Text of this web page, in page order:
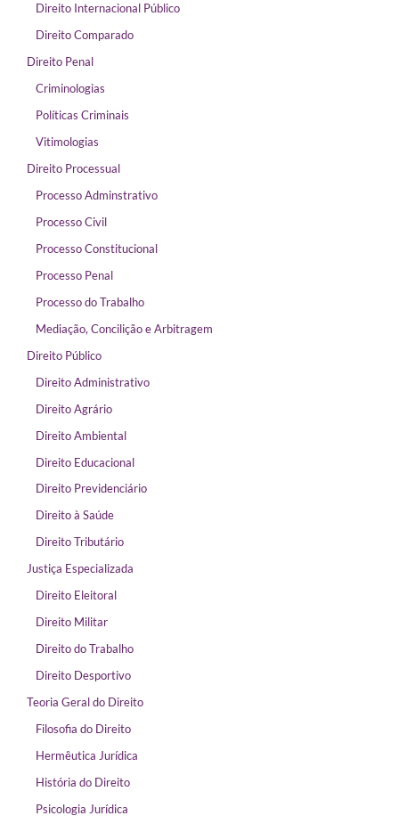
Direito Internacional Público
Direito Comparado
Direito Penal
Criminologias
Políticas Criminais
Vitimologias
Direito Processual
Processo Adminstrativo
Processo Civil
Processo Constitucional
Processo Penal
Processo do Trabalho
Mediação, Concilição e Arbitragem
Direito Público
Direito Administrativo
Direito Agrário
Direito Ambiental
Direito Educacional
Direito Previdenciário
Direito à Saúde
Direito Tributário
Justiça Especializada
Direito Eleitoral
Direito Militar
Direito do Trabalho
Direito Desportivo
Teoria Geral do Direito
Filosofia do Direito
Hermêutica Jurídica
História do Direito
Psicologia Jurídica